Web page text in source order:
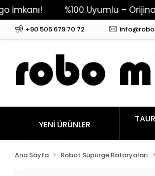
%100 Uyumlu – Orijinal
+90 505 679 70 72
YENİ ÜRÜNLER
Ana Sayfa Robot Süpürge Bataryaları